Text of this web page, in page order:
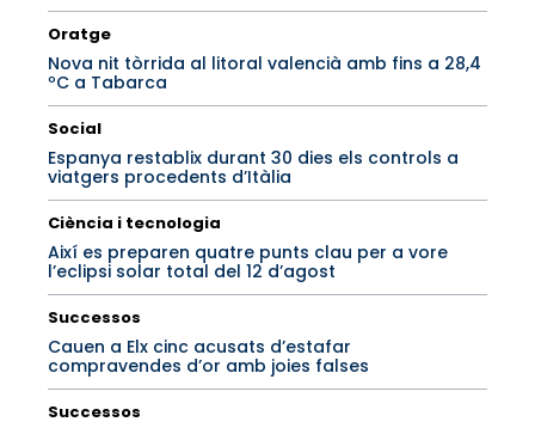
Oratge
Nova nit tòrrida al litoral valencià amb fins a 28,4
ºC a Tabarca
Social
Espanya restablix durant 30 dies els controls a
viatgers procedents d’Itàlia
Ciència i tecnologia
Així es preparen quatre punts clau per a vore
l’eclipsi solar total del 12 d’agost
Successos
Cauen a Elx cinc acusats d’estafar
compravendes d’or amb joies falses
Successos